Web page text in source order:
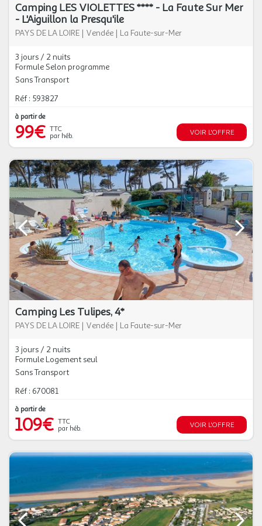
Camping LES VIOLETTES **** - La Faute Sur Mer
- L'Aiguillon la Presqu'ile
PAYS DE LA LOIRE | Vendée | La Faute-sur-Mer
3 jours / 2 nuits
Formule Selon programme
Sans Transport
Réf : 593827
à partir de
99€ TTC
par héb.
VOIR L'OFFRE
Camping Les Tulipes, 4*
PAYS DE LA LOIRE | Vendée | La Faute-sur-Mer
3 jours / 2 nuits
Formule Logement seul
Sans Transport
Réf : 670081
à partir de
109€ TTC
par héb.
VOIR L'OFFRE